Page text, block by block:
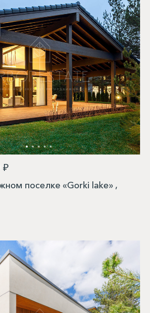
₽
поселке «Gorki lake» ,